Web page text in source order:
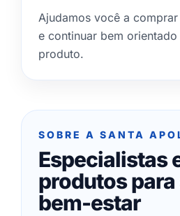
Ajudamos você a
e continuar bem
produto.
SOBRE A SANTA
Especialistas
produtos para
bem-estar